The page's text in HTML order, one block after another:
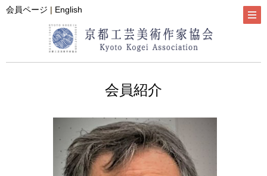
会員ページ | English
会員紹介